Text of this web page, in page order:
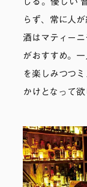
じる。優しい
らず、常に人
酒はマティー
がおすすめ。
を楽しみつつ
かけとなって欲